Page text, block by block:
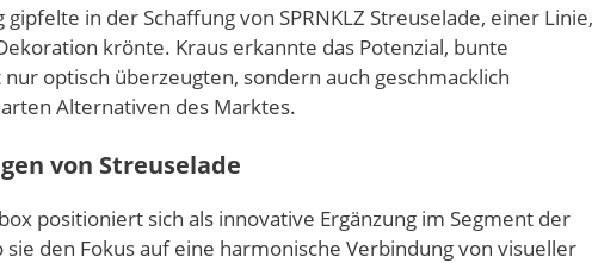
in der Schaffung von SPRNKLZ Streuselade, einer Linie,
krönte. Kraus erkannte das Potenzial, bunte
optisch überzeugten, sondern auch geschmacklich
Alternativen des Marktes.
von Streuselade
positioniert sich als innovative Ergänzung im Segment der
den Fokus auf eine harmonische Verbindung von visueller